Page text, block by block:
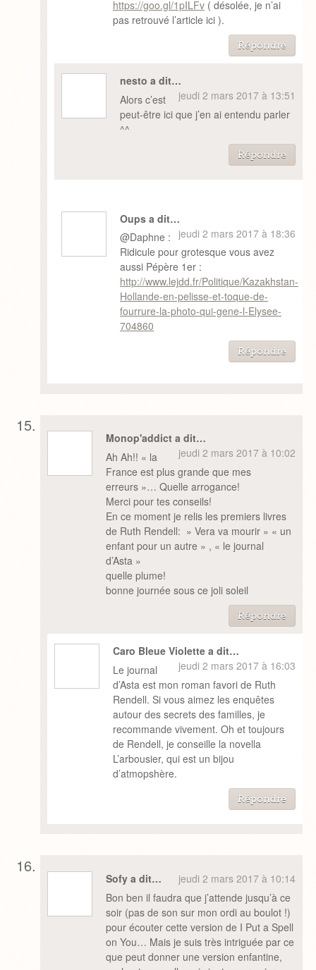
https://goo.gl/1pILFv( désolée, je n’ai
pas retrouvé l’article ici ).
Répondre
nesto a dit…
jeudi 2 mars 2017 à 13:51
Alors c’est
peut-être ici que j’en ai entendu parler
^^
Répondre
Oups a dit…
jeudi 2 mars 2017 à 18:36
@Daphne :
Ridicule pour grotesque vous avez
aussi Pépère 1er :
http://www.lejdd.fr/Politique/Kazakhstan-
Hollande-en-pelisse-et-toque-de-
fourrure-la-photo-qui-gene-l-Elysee-
704860
Répondre
Monop'addict a dit…
jeudi 2 mars 2017 à 10:02
Ah Ah!! « la
France est plus grande que mes
erreurs »… Quelle arrogance!
Merci pour tes conseils!
En ce moment je relis les premiers livres
de Ruth Rendell: » Vera va mourir » « un
enfant pour un autre » , « le journal
d’Asta »
quelle plume!
bonne journée sous ce joli soleil
Répondre
Caro Bleue Violette a dit…
jeudi 2 mars 2017 à 16:03
Le journal
d’Asta est mon roman favori de Ruth
Rendell. Si vous aimez les enquêtes
autour des secrets des familles, je
recommande vivement. Oh et toujours
de Rendell, je conseille la novella
L’arbousier, qui est un bijou
d’atmopshère.
Répondre
Sofy a dit…
jeudi 2 mars 2017 à 10:14
Bon ben il faudra que j’attende jusqu’à ce
soir (pas de son sur mon ordi au boulot !)
pour écouter cette version de I Put a Spell
on You… Mais je suis très intriguée par ce
que peut donner une version enfantine,